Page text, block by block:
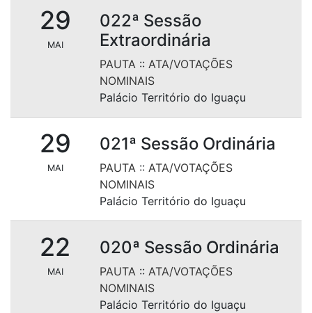
29
MAI
022ª Sessão
Extraordinária
PAUTA :: ATA/VOTAÇÕES
NOMINAIS
Palácio Território do Iguaçu
29
MAI
021ª Sessão Ordinária
PAUTA :: ATA/VOTAÇÕES
NOMINAIS
Palácio Território do Iguaçu
22
MAI
020ª Sessão Ordinária
PAUTA :: ATA/VOTAÇÕES
NOMINAIS
Palácio Território do Iguaçu